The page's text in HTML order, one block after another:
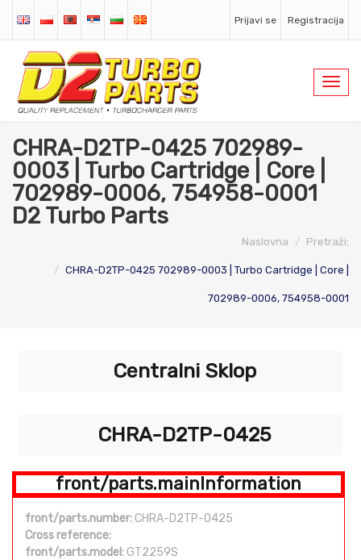
Prijavi se Registracija
CHRA-D2TP-0425 702989-
0003 | Turbo Cartridge | Core |
702989-0006, 754958-0001
D2 Turbo Parts
Naslovna Pretraži:
CHRA-D2TP-0425 702989-0003 | Turbo Cartridge | Core |
702989-0006, 754958-0001
Centralni Sklop
CHRA-D2TP-0425
front/parts.mainInformation
front/parts.number: CHRA-D2TP-0425
Cross reference:
front/parts.model: GT2259S